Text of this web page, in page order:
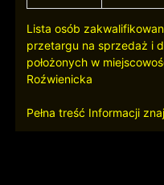
Lista osób
przetargu na sprzedaż i
położonych w
Roźwienicka
Pełna treść Informacji